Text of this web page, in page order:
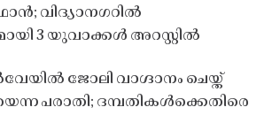
വിദ്യാനഗറിൽ
3 യുവാക്കൾ അറസ്റ്റിൽ
ജോലി വാഗ്ദാനം ചെയ്ത്
പരാതി; ദമ്പതികൾക്കെതിരെ